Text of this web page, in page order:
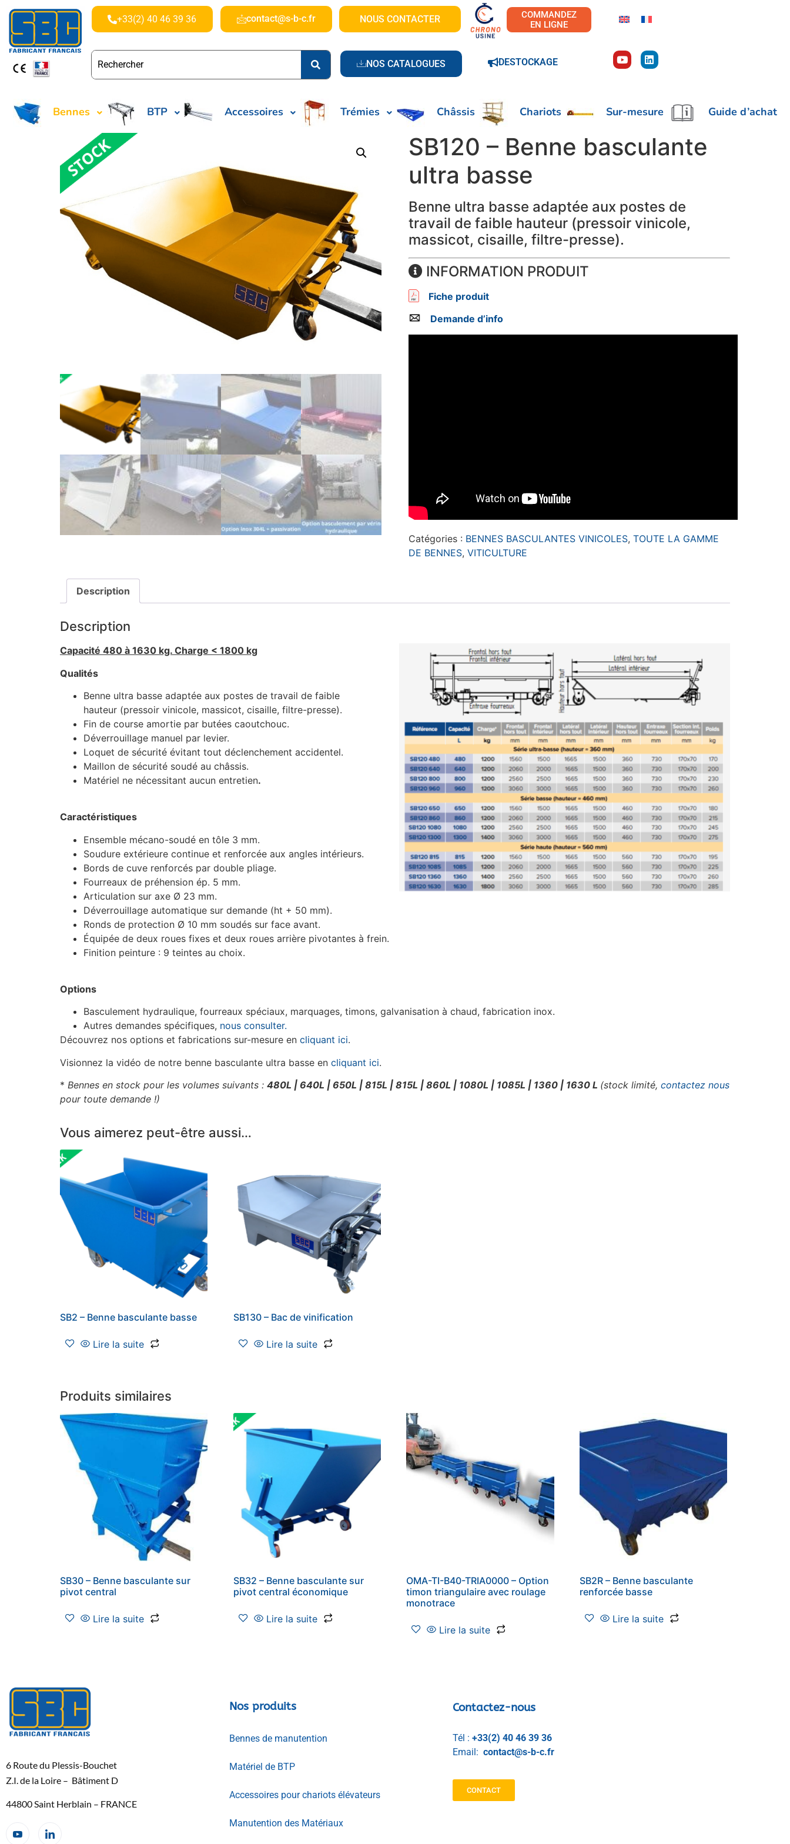
+33(2) 40 46 39 36 contact@s-b-c.fr NOUS CONTACTER
NOS CATALOGUES
COMMANDEZ
EN LIGNE
DESTOCKAGE
Bennes BTP Accessoires Trémies Châssis Chariots Sur-mesure Guide d’achat
SB120 – Benne basculante
ultra basse
Benne ultra basse adaptée aux postes de
travail de faible hauteur (pressoir vinicole,
massicot, cisaille, filtre-presse).
INFORMATION PRODUIT
Fiche produit
Demande d’info
Catégories : BENNES BASCULANTES VINICOLES, TOUTE LA GAMME
DE BENNES, VITICULTURE
Description
Description
Capacité 480 à 1630 kg. Charge < 1800 kg
Qualités
Benne ultra basse adaptée aux postes de travail de faible
hauteur (pressoir vinicole, massicot, cisaille, filtre-presse).
Fin de course amortie par butées caoutchouc.
Déverrouillage manuel par levier.
Loquet de sécurité évitant tout déclenchement accidentel.
Maillon de sécurité soudé au châssis.
Matériel ne nécessitant aucun entretien.
Caractéristiques
Ensemble mécano-soudé en tôle 3 mm.
Soudure extérieure continue et renforcée aux angles intérieurs.
Bords de cuve renforcés par double pliage.
Fourreaux de préhension ép. 5 mm.
Articulation sur axe Ø 23 mm.
Déverrouillage automatique sur demande (ht + 50 mm).
Ronds de protection Ø 10 mm soudés sur face avant.
Équipée de deux roues fixes et deux roues arrière pivotantes à frein.
Finition peinture : 9 teintes au choix.
Options
Basculement hydraulique, fourreaux spéciaux, marquages, timons, galvanisation à chaud, fabrication inox.
Autres demandes spécifiques, nous consulter.
Découvrez nos options et fabrications sur-mesure en cliquant ici.
Visionnez la vidéo de notre benne basculante ultra basse en cliquant ici.
* Bennes en stock pour les volumes suivants : 480L | 640L | 650L | 815L | 815L | 860L | 1080L | 1085L | 1360 | 1630 L (stock limité, contactez nous
pour toute demande !)
Vous aimerez peut-être aussi…
SB2 – Benne basculante basse
Lire la suite
SB130 – Bac de vinification
Lire la suite
Produits similaires
SB30 – Benne basculante sur
pivot central
Lire la suite
SB32 – Benne basculante sur
pivot central économique
Lire la suite
OMA-TI-B40-TRIA0000 – Option
timon triangulaire avec roulage
monotrace
Lire la suite
SB2R – Benne basculante
renforcée basse
Lire la suite
6 Route du Plessis-Bouchet
Z.I. de la Loire – Bâtiment D
44800 Saint Herblain – FRANCE
Nos produits
Bennes de manutention
Matériel de BTP
Accessoires pour chariots élévateurs
Manutention des Matériaux
Contactez-nous
Tél : +33(2) 40 46 39 36
Email: contact@s-b-c.fr
CONTACT